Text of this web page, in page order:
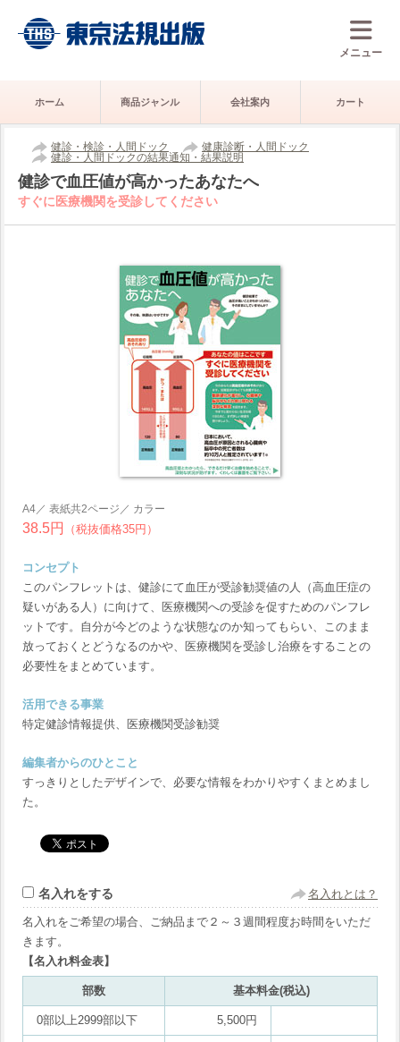
メニュー
ホーム 商品ジャンル 会社案内 カート
健診・検診・人間ドック
健康診断・人間ドック
健診・人間ドックの結果通知・結果説明
健診で血圧値が高かったあなたへ
すぐに医療機関を受診してください
A4／ 表紙共2ページ／ カラー
38.5円 （税抜価格35円）
コンセプト
このパンフレットは、健診にて血圧が受診勧奨値の人（高血圧症の
疑いがある人）に向けて、医療機関への受診を促すためのパンフレ
ットです。自分が今どのような状態なのか知ってもらい、このまま
放っておくとどうなるのかや、医療機関を受診し治療をすることの
必要性をまとめています。
活用できる事業
特定健診情報提供、医療機関受診勧奨
編集者からのひとこと
すっきりとしたデザインで、必要な情報をわかりやすくまとめまし
た。
名入れをする 名入れとは？
名入れをご希望の場合、ご納品まで２～３週間程度お時間をいただ
きます。
【名入れ料金表】
部数 基本料金(税込)
0部以上2999部以下 5,500円